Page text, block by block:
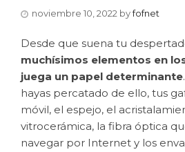
noviembre 10, 2022 byfofnet
Desde que suena tu
muchísimos elementos en
juega un papel determinante
hayas percatado de ello, tus
móvil, el espejo, el
vitrocerámica, la fibra óptica
navegar por Internet y los